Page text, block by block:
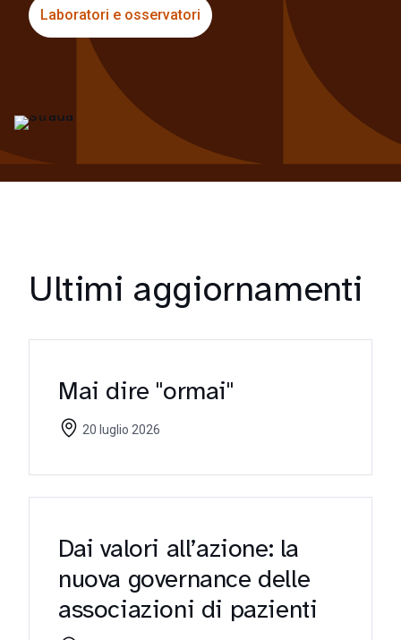
Laboratori e osservatori
Ultimi aggiornamenti
Mai dire "ormai"
20 luglio 2026
Dai valori all’azione: la
nuova governance delle
associazioni di pazienti